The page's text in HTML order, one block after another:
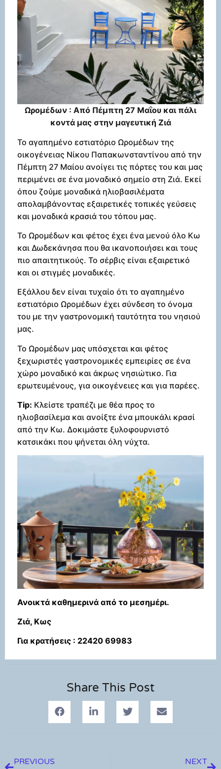
Ωρομέδων : Από Πέμπτη 27 Μαΐου και πάλι
κοντά μας στην μαγευτική Ζιά
Το αγαπημένο εστιατόριο Ωρομέδων της
οικογένειας Νίκου Παπακωνσταντίνου από την
Πέμπτη 27 Μαίου ανοίγει τις πόρτες του και μας
περιμένει σε ένα μοναδικό σημείο στη Ζιά. Εκεί
όπου ζούμε μοναδικά ηλιοβασιλέματα
απολαμβάνοντας εξαιρετικές τοπικές γεύσεις
και μοναδικά κρασιά του τόπου μας.
Το Ωρομέδων και φέτος έχει ένα μενού όλο Κω
και Δωδεκάνησα που θα ικανοποιήσει και τους
πιο απαιτητικούς. Το σέρβις είναι εξαιρετικό
και οι στιγμές μοναδικές.
Εξάλλου δεν είναι τυχαίο ότι το αγαπημένο
εστιατόριο Ωρομέδων έχει σύνδεση το όνομα
του με την γαστρονομική ταυτότητα του νησιού
μας.
Το Ωρομέδων μας υπόσχεται και φέτος
ξεχωριστές γαστρονομικές εμπειρίες σε ένα
χώρο μοναδικό και άκρως νησιώτικο. Για
ερωτευμένους, για οικογένειες και για παρέες.
Tip: Κλείστε τραπέζι με θέα προς το
ηλιοβασίλεμα και ανοίξτε ένα μπουκάλι κρασί
από την Κω. Δοκιμάστε ξυλοφουρνιστό
κατσικάκι που ψήνεται όλη νύχτα.
Ανοικτά καθημερινά από το μεσημέρι.
Ζιά, Κως
Για κρατήσεις : 22420 69983
Share This Post
PREVIOUS NEXT